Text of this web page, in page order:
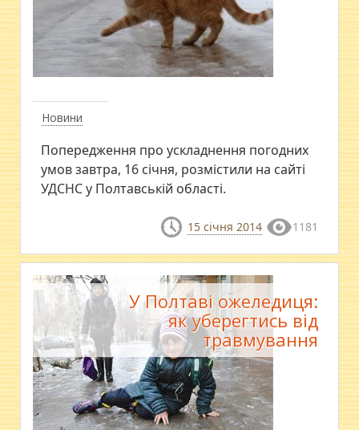
Новини
Попередження про ускладнення погодних
умов завтра, 16 січня, розмістили на сайті
УДСНС у Полтавській області.
15 січня 2014 1181
У Полтаві ожеледиця:
як уберегтись від
травмування